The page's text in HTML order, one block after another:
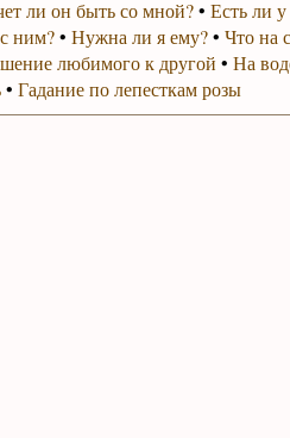
ли он быть со мной?• Есть ли
ним?• Нужна ли я ему?• Что на
любимого к другой • На
• Гадание по лепесткам розы